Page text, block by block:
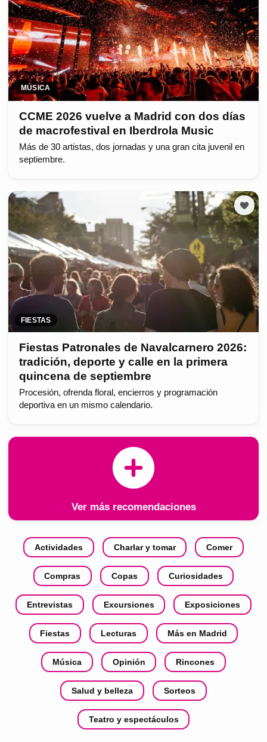
MÚSICA
CCME 2026 vuelve a Madrid con dos días
de macrofestival en Iberdrola Music
Más de 30 artistas, dos jornadas y una gran cita juvenil en
septiembre.
FIESTAS
Fiestas Patronales de Navalcarnero 2026:
tradición, deporte y calle en la primera
quincena de septiembre
Procesión, ofrenda floral, encierros y programación
deportiva en un mismo calendario.
Ver más recomendaciones
Actividades Charlar y tomar Comer
Compras Copas Curiosidades
Entrevistas Excursiones Exposiciones
Fiestas Lecturas Más en Madrid
Música Opinión Rincones
Salud y belleza Sorteos
Teatro y espectáculos